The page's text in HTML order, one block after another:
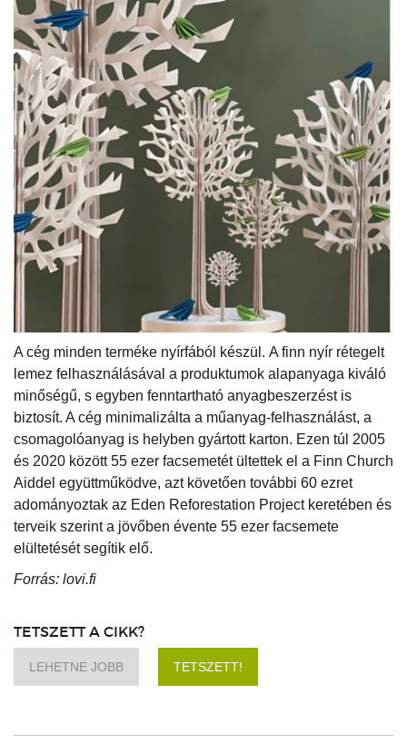
A cég minden terméke nyírfából készül. A finn nyír rétegelt
lemez felhasználásával a produktumok alapanyaga kiváló
minőségű, s egyben fenntartható anyagbeszerzést is
biztosít. A cég minimalizálta a műanyag-felhasználást, a
csomagolóanyag is helyben gyártott karton. Ezen túl 2005
és 2020 között 55 ezer facsemetét ültettek el a Finn Church
Aiddel együttműködve, azt követően további 60 ezret
adományoztak az Eden Reforestation Project keretében és
terveik szerint a jövőben évente 55 ezer facsemete
elültetését segítik elő.
Forrás: lovi.fi
TETSZETT A CIKK?
LEHETNE JOBB TETSZETT!